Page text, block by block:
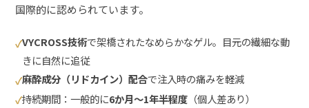
国際的に認められています。
✓VYCROSS技術で架橋されたなめらかなゲル。目元の繊細な動
きに自然に追従
✓麻酔成分（リドカイン）配合で注入時の痛みを軽減
✓持続期間：一般的に6か月〜1年半程度 （個人差あり）